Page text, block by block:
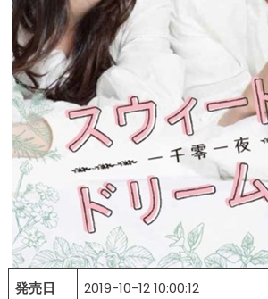
発売日 2019-10-12 10:00:12